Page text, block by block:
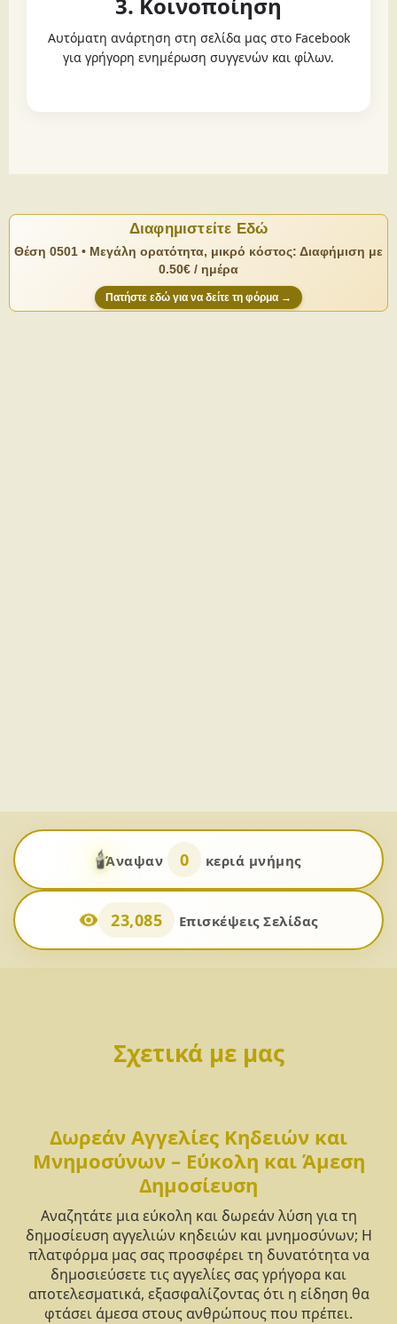
Αυτόματη ανάρτηση στη σελίδα μας στο Facebook
για γρήγορη ενημέρωση συγγενών και φίλων.
Διαφημιστείτε Εδώ
Θέση 0501 • Μεγάλη ορατότητα, μικρό κόστος: Διαφήμιση με
0.50€ / ημέρα
Πατήστε εδώ για να δείτε τη φόρμα →
🕯️Άναψαν 0 κεριά μνήμης
23,085 Επισκέψεις Σελίδας
Σχετικά με μας
Δωρεάν Αγγελίες Κηδειών και
Μνημοσύνων – Εύκολη και Άμεση
Δημοσίευση
Αναζητάτε μια εύκολη και δωρεάν λύση για τη
δημοσίευση αγγελιών κηδειών και μνημοσύνων; Η
πλατφόρμα μας σας προσφέρει τη δυνατότητα να
δημοσιεύσετε τις αγγελίες σας γρήγορα και
αποτελεσματικά, εξασφαλίζοντας ότι η είδηση θα
φτάσει άμεσα στους ανθρώπους που πρέπει.